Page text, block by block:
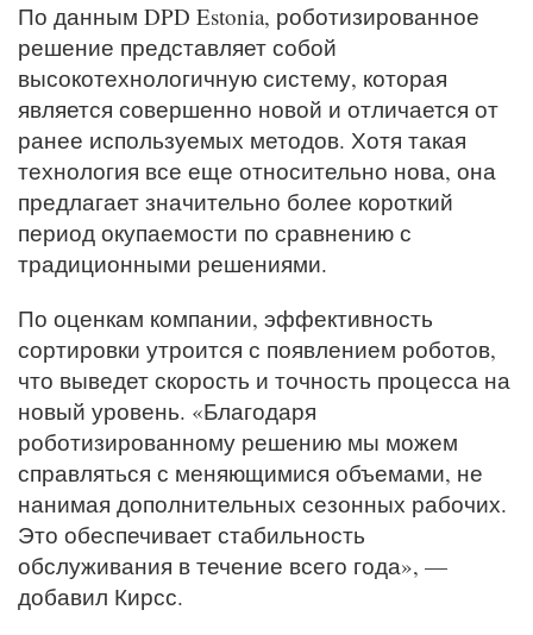
По данным DPD Estonia, роботизированное
решение представляет собой
высокотехнологичную систему, которая
является совершенно новой и отличается от
ранее используемых методов. Хотя такая
технология все еще относительно нова, она
предлагает значительно более короткий
период окупаемости по сравнению с
традиционными решениями.
По оценкам компании, эффективность
сортировки утроится с появлением роботов,
что выведет скорость и точность процесса на
новый уровень. «Благодаря
роботизированному решению мы можем
справляться с меняющимися объемами, не
нанимая дополнительных сезонных рабочих.
Это обеспечивает стабильность
обслуживания в течение всего года», —
добавил Кирсс.